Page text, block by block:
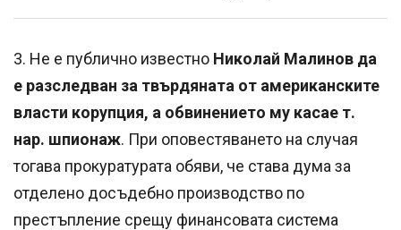
3. Не е публично известно Николай Малинов да
е разследван за твърдяната от американските
власти корупция, а обвинението му касае т.
нар. шпионаж. При оповестяването на случая
тогава прокуратурата обяви, че става дума за
отделено досъдебно производство по
престъпление срещу финансовата система